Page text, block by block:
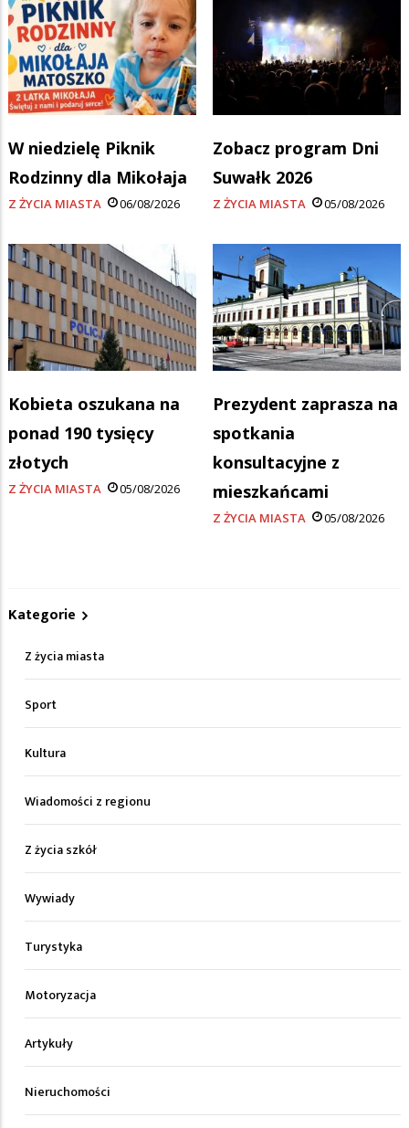
W niedzielę Piknik
Rodzinny dla Mikołaja
Z ŻYCIA MIASTA 06/08/2026
Zobacz program Dni
Suwałk 2026
Z ŻYCIA MIASTA 05/08/2026
Kobieta oszukana na
ponad 190 tysięcy
złotych
Z ŻYCIA MIASTA 05/08/2026
Prezydent zaprasza na
spotkania
konsultacyjne z
mieszkańcami
Z ŻYCIA MIASTA 05/08/2026
Kategorie
Z życia miasta
Sport
Kultura
Wiadomości z regionu
Z życia szkół
Wywiady
Turystyka
Motoryzacja
Artykuły
Nieruchomości